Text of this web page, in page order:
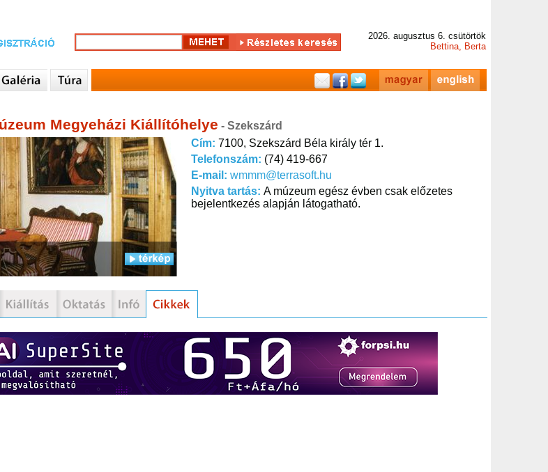
2026. augusztus 6. csütörtök
Bettina, Berta
Megyeházi Kiállítóhelye - Szekszárd
Cím: 7100, Szekszárd Béla király tér 1.
Telefonszám: (74) 419-667
E-mail: wmmm@terrasoft.hu
Nyitva tartás: A múzeum egész évben csak előzetes
bejelentkezés alapján látogatható.